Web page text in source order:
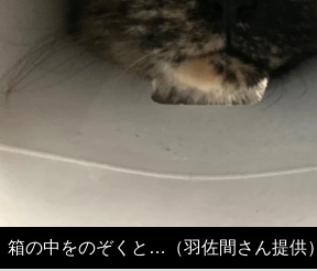
箱の中をのぞくと…（羽佐間さん提供）